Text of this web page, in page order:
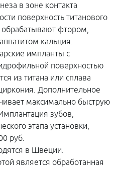
в зоне контакта
поверхность титанового
фтором,
кальция.
импланты с
поверхностью
из титана или сплава
Дополнительное
максимально быструю
зубов,
этапа установки,
руб.
в Швеции.
является обработанная